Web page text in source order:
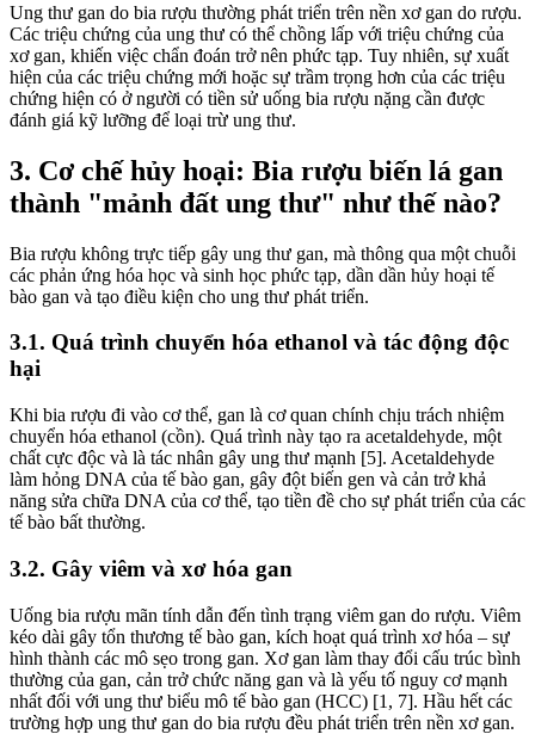
Ung thư gan do bia rượu thường phát triển trên nền xơ gan do rượu.
Các triệu chứng của ung thư có thể chồng lấp với triệu chứng của
xơ gan, khiến việc chẩn đoán trở nên phức tạp. Tuy nhiên, sự xuất
hiện của các triệu chứng mới hoặc sự trầm trọng hơn của các triệu
chứng hiện có ở người có tiền sử uống bia rượu nặng cần được
đánh giá kỹ lưỡng để loại trừ ung thư.
3. Cơ chế hủy hoại: Bia rượu biến lá gan
thành "mảnh đất ung thư" như thế nào?
Bia rượu không trực tiếp gây ung thư gan, mà thông qua một chuỗi
các phản ứng hóa học và sinh học phức tạp, dần dần hủy hoại tế
bào gan và tạo điều kiện cho ung thư phát triển.
3.1. Quá trình chuyển hóa ethanol và tác động độc
hại
Khi bia rượu đi vào cơ thể, gan là cơ quan chính chịu trách nhiệm
chuyển hóa ethanol (cồn). Quá trình này tạo ra acetaldehyde, một
chất cực độc và là tác nhân gây ung thư mạnh [5]. Acetaldehyde
làm hỏng DNA của tế bào gan, gây đột biến gen và cản trở khả
năng sửa chữa DNA của cơ thể, tạo tiền đề cho sự phát triển của các
tế bào bất thường.
3.2. Gây viêm và xơ hóa gan
Uống bia rượu mãn tính dẫn đến tình trạng viêm gan do rượu. Viêm
kéo dài gây tổn thương tế bào gan, kích hoạt quá trình xơ hóa – sự
hình thành các mô sẹo trong gan. Xơ gan làm thay đổi cấu trúc bình
thường của gan, cản trở chức năng gan và là yếu tố nguy cơ mạnh
nhất đối với ung thư biểu mô tế bào gan (HCC) [1, 7]. Hầu hết các
trường hợp ung thư gan do bia rượu đều phát triển trên nền xơ gan.